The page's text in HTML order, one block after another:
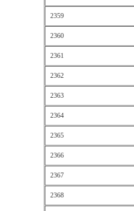
2359
2360
2361
2362
2363
2364
2365
2366
2367
2368